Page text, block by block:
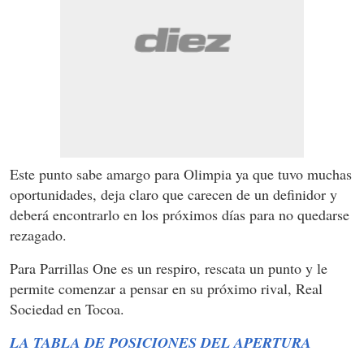
Este punto sabe amargo para Olimpia ya que tuvo muchas
oportunidades, deja claro que carecen de un definidor y
deberá encontrarlo en los próximos días para no quedarse
rezagado.
Para Parrillas One es un respiro, rescata un punto y le
permite comenzar a pensar en su próximo rival, Real
Sociedad en Tocoa.
LA TABLA DE POSICIONES DEL APERTURA